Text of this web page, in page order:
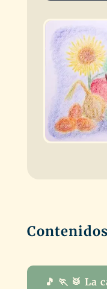
🎵 🏃 🥁 La